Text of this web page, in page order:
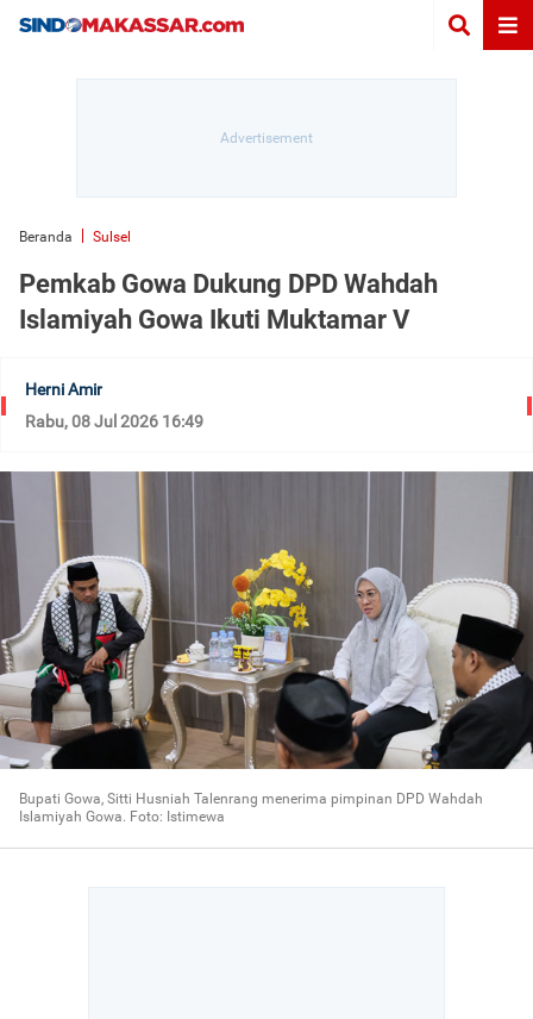
Beranda Sulsel
Pemkab Gowa Dukung DPD Wahdah
Islamiyah Gowa Ikuti Muktamar V
Herni Amir
Rabu, 08 Jul 2026 16:49
Bupati Gowa, Sitti Husniah Talenrang menerima pimpinan DPD Wahdah
Islamiyah Gowa. Foto: Istimewa